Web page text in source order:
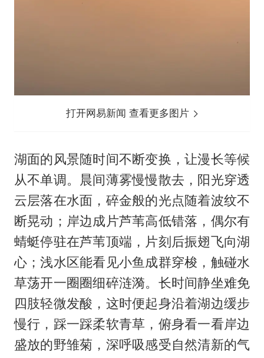
打开网易新闻 查看更多图片
湖面的风景随时间不断变换，让漫长等候
从不单调。晨间薄雾慢慢散去，阳光穿透
云层落在水面，碎金般的光点随着波纹不
断晃动；岸边成片芦苇高低错落，偶尔有
蜻蜓停驻在芦苇顶端，片刻后振翅飞向湖
心；浅水区能看见小鱼成群穿梭，触碰水
草荡开一圈圈细碎涟漪。长时间静坐难免
四肢轻微发酸，这时便起身沿着湖边缓步
慢行，踩一踩柔软青草，俯身看一看岸边
盛放的野雏菊，深呼吸感受自然清新的气